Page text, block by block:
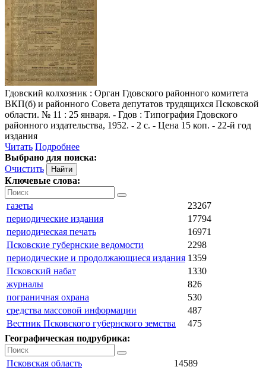
Гдовский колхозник : Орган Гдовского районного комитета
ВКП(б) и районного Совета депутатов трудящихся Псковской
области. № 11 : 25 января. - Гдов : Типография Гдовского
районного издательства, 1952. - 2 с. - Цена 15 коп. - 22-й год
издания
Читать Подробнее
Выбрано для поиска:
Очистить
Ключевые слова:
газеты
23267
периодические издания
17794
периодическая печать
16971
Псковские губернские ведомости
2298
периодические и продолжающиеся издания 1359
Псковский набат
1330
журналы
826
пограничная охрана
530
средства массовой информации
487
Вестник Псковского губернского земства
475
Географическая подрубрика:
Псковская область
14589